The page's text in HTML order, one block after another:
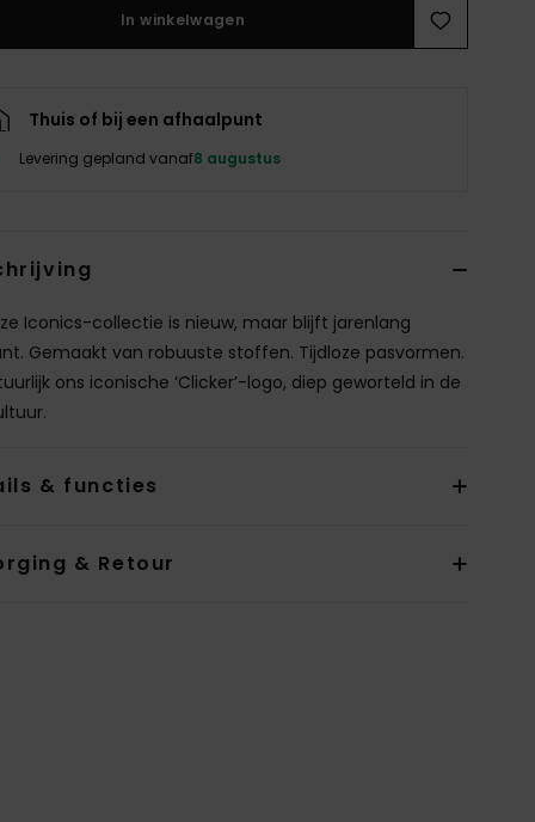
In winkelwagen
Thuis of bij een afhaalpunt
Levering gepland vanaf8 augustus
Iconics-collectie is nieuw, maar blijft jarenlang
Gemaakt van robuuste stoffen. Tijdloze pasvormen.
ons iconische ‘Clicker’-logo, diep geworteld in de
& functies
& Retour